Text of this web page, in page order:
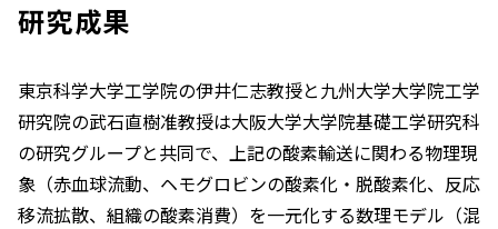
研究成果
東京科学大学工学院の伊井仁志教授と九州大学大学院工学
研究院の武石直樹准教授は大阪大学大学院基礎工学研究科
の研究グループと共同で、上記の酸素輸送に関わる物理現
象（赤血球流動、ヘモグロビンの酸素化・脱酸素化、反応
移流拡散、組織の酸素消費）を一元化する数理モデル（混